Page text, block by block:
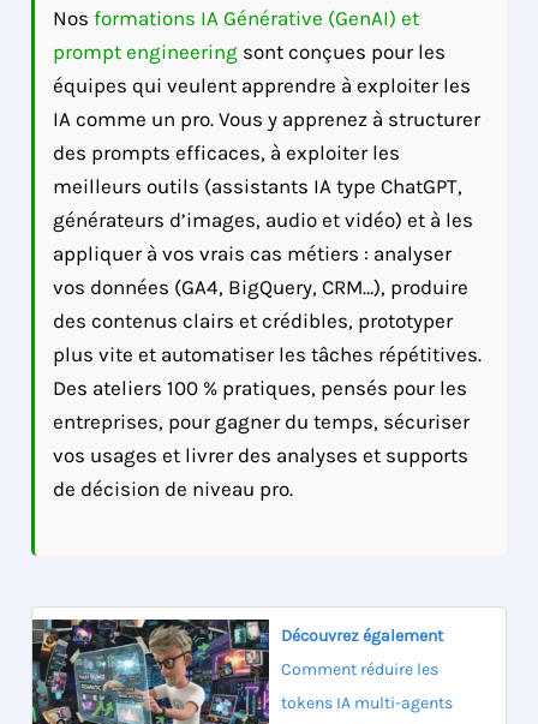
Nosformations IA Générative (GenAI) et
prompt engineering sont conçues pour les
équipes qui veulent apprendre à exploiter les
IA comme un pro. Vous y apprenez à structurer
des prompts efficaces, à exploiter les
meilleurs outils (assistants IA type ChatGPT,
générateurs d’images, audio et vidéo) et à les
appliquer à vos vrais cas métiers : analyser
vos données (GA4, BigQuery, CRM…), produire
des contenus clairs et crédibles, prototyper
plus vite et automatiser les tâches répétitives.
Des ateliers 100 % pratiques, pensés pour les
entreprises, pour gagner du temps, sécuriser
vos usages et livrer des analyses et supports
de décision de niveau pro.
Découvrez également
Comment réduire les
tokens IA multi-agents